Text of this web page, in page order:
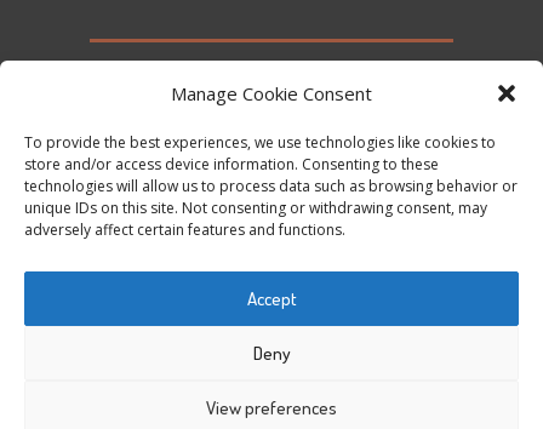
Manage Cookie Consent
To provide the best experiences, we use technologies like cookies to
store and/or access device information. Consenting to these
technologies will allow us to process data such as browsing behavior or
unique IDs on this site. Not consenting or withdrawing consent, may
adversely affect certain features and functions.
Accept
Deny
View preferences
TAKE ACTION
Sign the Declaration on Seed Freedom
Subscribe to News and Updates
Donate